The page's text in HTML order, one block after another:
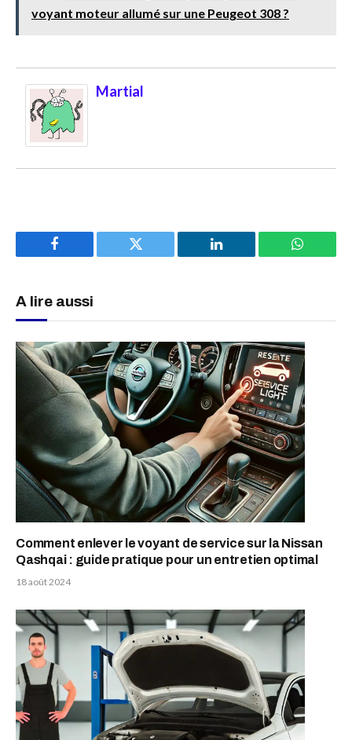
voyant moteur allumé sur une Peugeot 308 ?
Martial
Facebook Twitter LinkedIn
A lire aussi
Comment enlever le voyant de service sur la Nissan
Qashqai : guide pratique pour un entretien optimal
18 août 2024